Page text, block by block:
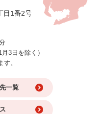
目1番2号
3日を除く）
。
一覧